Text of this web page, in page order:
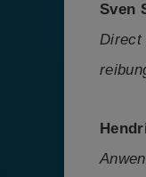
Sven
Direct